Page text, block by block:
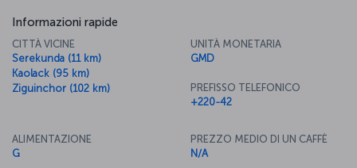
Informazioni rapide
CITTÀ VICINE
Serekunda (11 km)
Kaolack (95 km)
Ziguinchor (102 km)
UNITÀ MONETARIA
GMD
PREFISSO TELEFONICO
+220-42
ALIMENTAZIONE
G
PREZZO MEDIO DI UN CAFFÈ
N/A